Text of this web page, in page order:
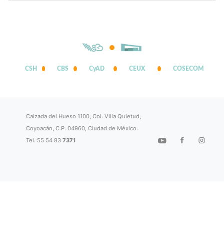
CSH CBS CyAD CEUX COSECOM
Calzada del Hueso 1100, Col. Villa Quietud,
Coyoacán, C.P. 04960, Ciudad de México.
Tel. 55 54 837371